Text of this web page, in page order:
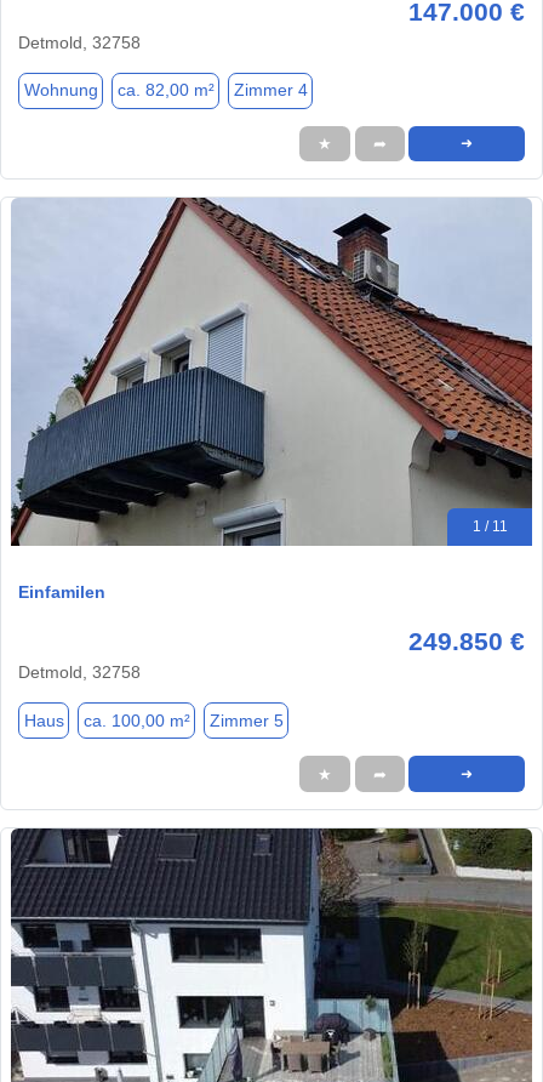
147.000 €
Detmold, 32758
Wohnung ca. 82,00 m² Zimmer 4
★ ➦ ➜
1 / 11
Einfamilen
249.850 €
Detmold, 32758
Haus ca. 100,00 m² Zimmer 5
★ ➦ ➜